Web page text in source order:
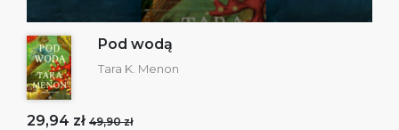
Pod wodą
Tara K. Menon
29,94 zł 49,90 zł